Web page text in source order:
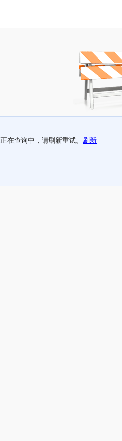
正在查询中，请刷新重试。 刷新